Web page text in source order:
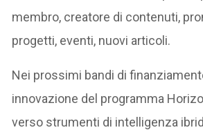
membro, creatore di contenuti,
progetti, eventi, nuovi articoli.
Nei prossimi bandi di
innovazione del programma
verso strumenti di intelligenza